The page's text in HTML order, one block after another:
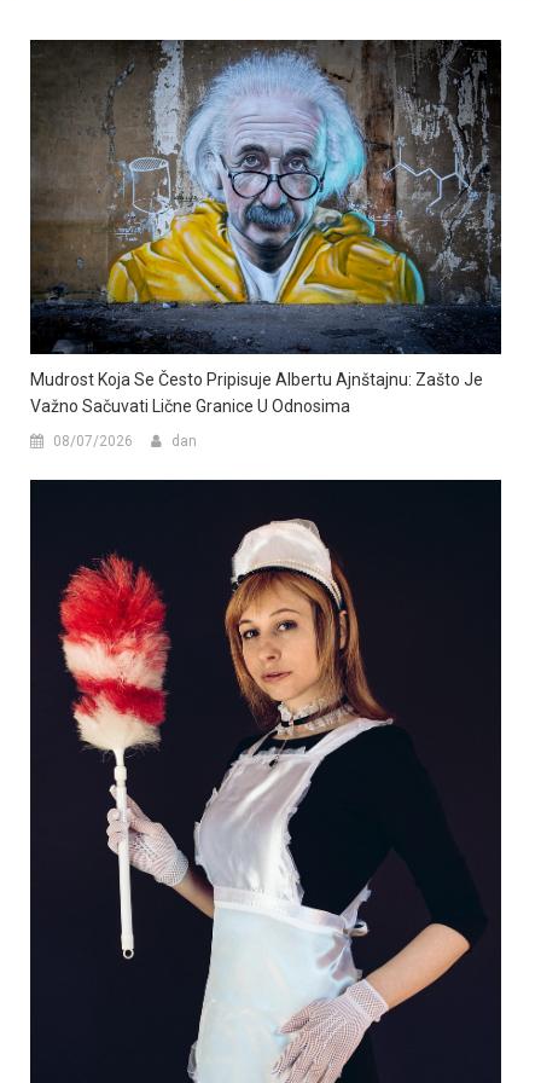
Mudrost Koja Se Često Pripisuje Albertu Ajnštajnu: Zašto Je
Važno Sačuvati Lične Granice U Odnosima
08/07/2026 dan